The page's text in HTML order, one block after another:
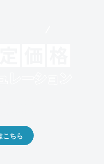
こちら